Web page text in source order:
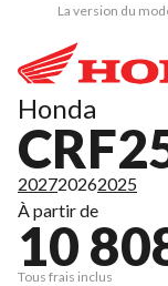
La version du
Honda
202720262025
À partir de
10
Tous frais inclus